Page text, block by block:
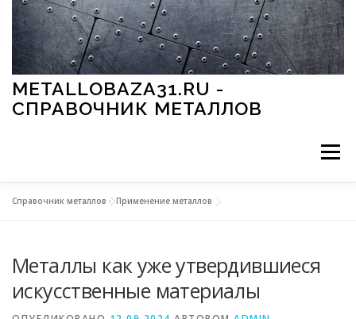
Перейти к содержимому
METALLOBAZA31.RU -
СПРАВОЧНИК МЕТАЛЛОВ
Меню
МЕТАЛЛЫ И ОКРУЖАЮЩАЯ СРЕДА
Справочник металлов »Применение металлов
Металлы как уже утвердившиеся
искусственные материалы